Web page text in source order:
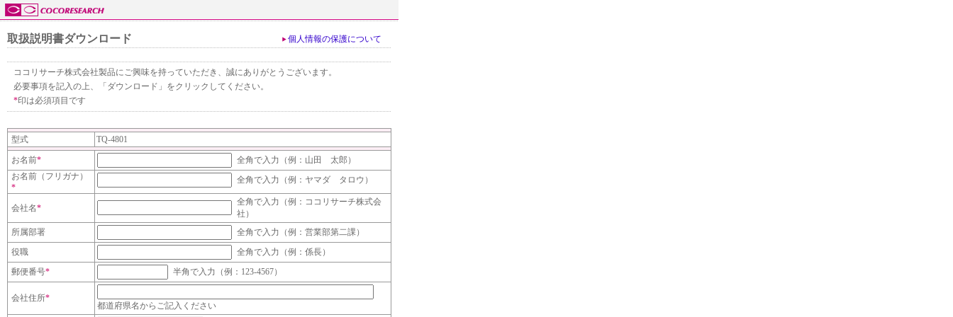
取扱説明書ダウンロード 個人情報の保護について
ココリサーチ株式会社製品にご興味を持っていただき、誠にありがとうございます。
必要事項を記入の上、「ダウンロード」をクリックしてください。
*印は必須項目です
型式 TQ-4801
お名前*
全角で入力（例：山田 太郎）
お名前（フリガナ）
*
全角で入力（例：ヤマダ タロウ）
会社名*
全角で入力（例：ココリサーチ株式会
社）
所属部署
全角で入力（例：営業部第二課）
役職
全角で入力（例：係長）
郵便番号* 半角で入力（例：123-4567）
会社住所*
都道府県名からご記入ください